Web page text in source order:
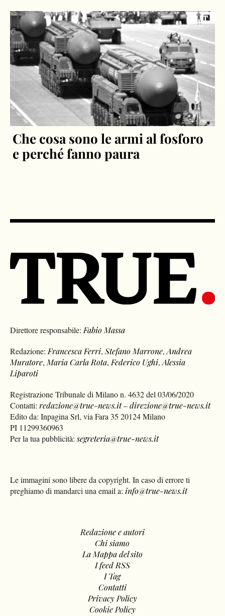
Che cosa sono le armi al fosforo
e perché fanno paura
Direttore responsabile: Fabio Massa
Redazione: Francesca Ferri,Stefano Marrone,Andrea
Muratore, Maria Carla Rota, Federico Ughi,Alessia
Liparoti
Registrazione Tribunale di Milano n. 4632 del 03/06/2020
Contatti:redazione@true-news.it–direzione@true-news.it
Edito da: Inpagina Srl, via Fara 35 20124 Milano
PI 11299360963
Per la tua pubblicità:segreteria@true-news.it
Le immagini sono libere da copyright. In caso di errore ti
preghiamo di mandarci una email a: info@true-news.it
Redazione e autori
Chi siamo
La Mappa del sito
I feed RSS
I Tag
Contatti
Privacy Policy
Cookie Policy